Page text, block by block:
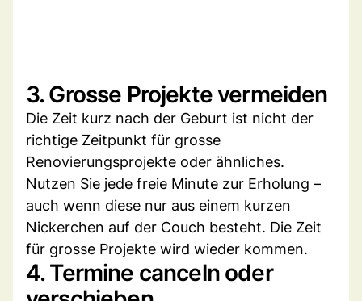
3. Grosse Projekte vermeiden
Die Zeit kurz nach der Geburt ist nicht der
richtige Zeitpunkt für grosse
Renovierungsprojekte oder ähnliches.
Nutzen Sie jede freie Minute zur Erholung –
auch wenn diese nur aus einem kurzen
Nickerchen auf der Couch besteht. Die Zeit
für grosse Projekte wird wieder kommen.
4. Termine canceln oder